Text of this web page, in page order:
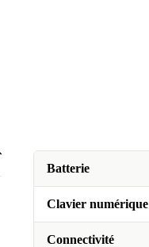
Batterie
Clavier numérique
Connectivité